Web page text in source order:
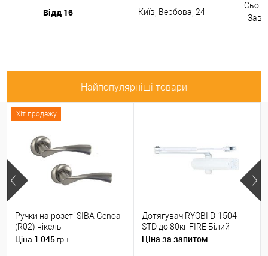
Відд 16 Київ, Вербова, 24
Найпопулярніші товари
Хіт продажу
Ручки на розеті SIBA Genoa
(R02) нікель
Ціна 1 045 грн.
Дотягувач RYOBI D-1504
STD до 80кг FIRE Білий
Ціна за запитом